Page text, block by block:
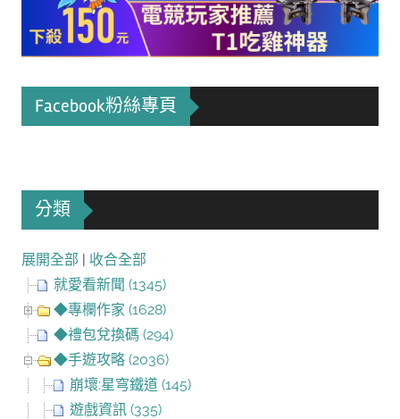
Facebook粉絲專頁
分類
展開全部 | 收合全部
就愛看新聞 (1345)
◆專欄作家 (1628)
◆禮包兌換碼 (294)
◆手遊攻略 (2036)
崩壞:星穹鐵道 (145)
遊戲資訊 (335)